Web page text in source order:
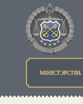
МIНIСТЭРСТВА